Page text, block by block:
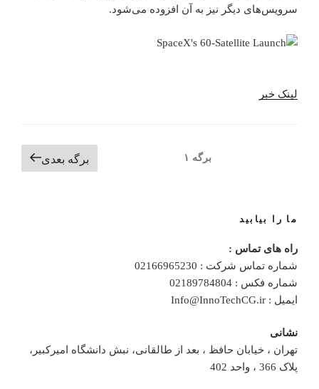
سرویس‌های دیگر نیز به آن افزوده می‌شود.
لینک خبر
برگه ۱ برگه بعدی
ما را بیابید
راه های تماس :
شماره تماس شرکت : 02166965230
شماره فکس : 02189784804
ایمیل : Info@InnoTechCG.ir
نشانی
تهران ، خیابان حافظ ، بعد از طالقانی، نبش دانشگاه امیرکبیر،
پلاک 366 ، واحد 402